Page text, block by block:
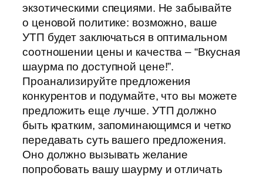
экзотическими специями. Не забывайте
о ценовой политике: возможно, ваше
УТП будет заключаться в оптимальном
соотношении цены и качества – “Вкусная
шаурма по доступной цене!”.
Проанализируйте предложения
конкурентов и подумайте, что вы можете
предложить еще лучше. УТП должно
быть кратким, запоминающимся и четко
передавать суть вашего предложения.
Оно должно вызывать желание
попробовать вашу шаурму и отличать